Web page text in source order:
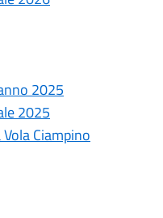
2025
2025
Ciampino